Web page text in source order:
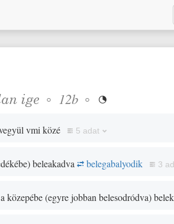
ige ◦ 12b ◦ 
vmi közé 5 adat
)beleakadva belegabalyodik 3
közepébe(egyre jobban belesodródva)